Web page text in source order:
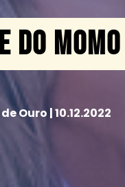
DO MOMO
Ouro | 10.12.2022